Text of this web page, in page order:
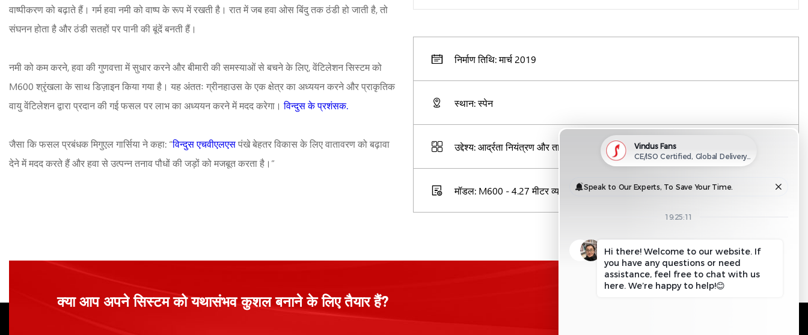
वाष्पीकरण को बढ़ाते हैं। गर्म हवा नमी को वाष्प के रूप में रखती है। रात में जब हवा ओस बिंदु तक ठंडी हो जाती है, तो
संघनन होता है और ठंडी सतहों पर पानी की बूंदें बनती हैं।
नमी को कम करने, हवा की गुणवत्ता में सुधार करने और बीमारी की समस्याओं से बचने के लिए, वेंटिलेशन सिस्टम को
M600 श्रृंखला के साथ डिज़ाइन किया गया है। यह अंततः ग्रीनहाउस के एक क्षेत्र का अध्ययन करने और प्राकृतिक
वायु वेंटिलेशन द्वारा प्रदान की गई फसल पर लाभ का अध्ययन करने में मदद करेगा।विन्दुस के प्रशंसक.
जैसा कि फसल प्रबंधक मिगुएल गार्सिया ने कहा: “विन्दुस एचवीएलएसपंखे बेहतर विकास के लिए वातावरण को बढ़ावा
देने में मदद करते हैं और हवा से उत्पन्न तनाव पौधों की जड़ों को मजबूत करता है।”
निर्माण तिथि: मार्च 2019
स्थान: स्पेन
उद्देश्य: आर्द्रता नियंत्रण और तापीय दक्षता
मॉडल: M600 - 4.27 मीटर व्यास
क्या आप अपने सिस्टम को यथासंभव कुशल बनाने के लिए तैयार हैं?